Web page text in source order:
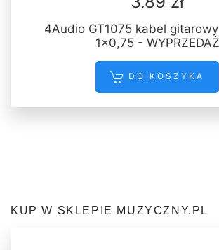
4Audio GT1075 kabel
1x0,75 - WYPRZEDAŻ
DO KOSZYKA
KUP W SKLEPIE MUZYCZNY.PL